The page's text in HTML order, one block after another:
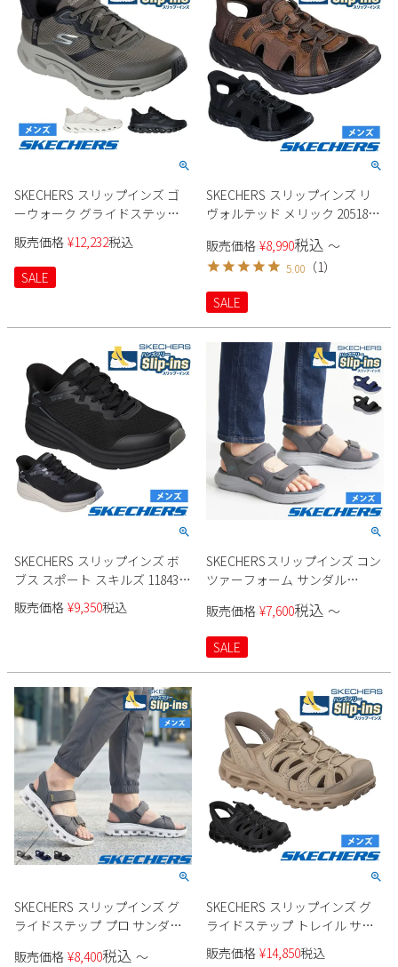
SKECHERS スリップインズ ゴ
ーウォーク グライドステップ
2.0 ザック 216660 メンズ
販売価格 ¥12,232税込
SALE
SKECHERS スリップインズ リ
ヴォルテッド メリック 205181
販売価格 ¥8,990税込 〜
5.00 （1）
SALE
SKECHERS スリップインズ ボ
ブス スポート スキルズ 118431
メンズ
販売価格 ¥9,350税込
SKECHERSスリップインズ コン
ツァーフォーム サンダル
販売価格 ¥7,600税込 〜
SALE
SKECHERS スリップインズ グ
ライドステップ プロ サンダル
販売価格 ¥8,400税込 〜
SKECHERS スリップインズ グ
ライドステップ トレイル サン
ダル 237473 メンズ
販売価格 ¥14,850税込